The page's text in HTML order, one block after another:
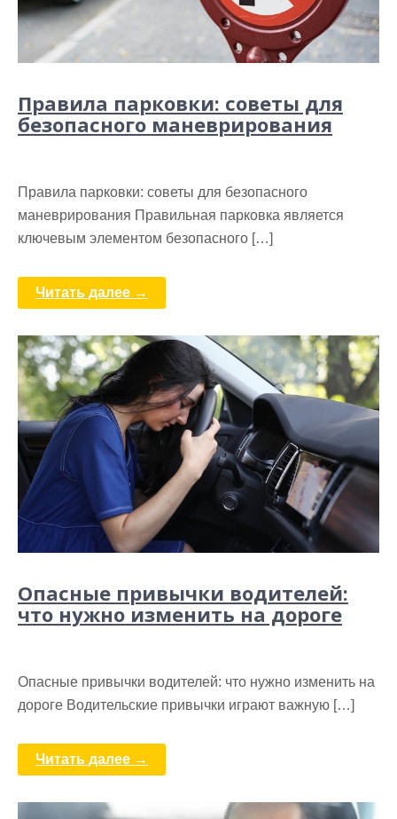
Правила парковки: советы для
безопасного маневрирования
Правила парковки: советы для безопасного
маневрирования Правильная парковка является
ключевым элементом безопасного […]
Читать далее →
Опасные привычки водителей:
что нужно изменить на дороге
Опасные привычки водителей: что нужно изменить на
дороге Водительские привычки играют важную […]
Читать далее →